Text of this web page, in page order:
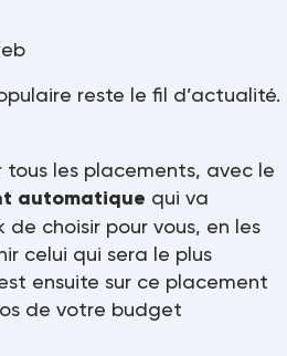
reste le fil d’actualité.
les placements, avec le
automatique qui va
choisir pour vous, en les
celui qui sera le plus
ensuite sur ce placement
de votre budget